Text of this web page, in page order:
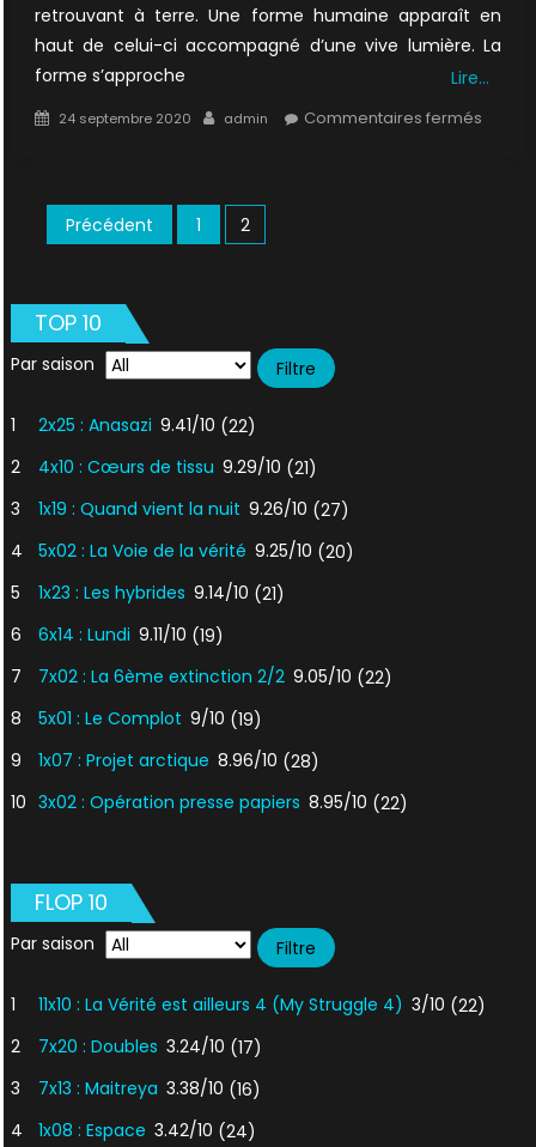
retrouvant à terre. Une forme humaine apparaît en
haut de celui-ci accompagné d’une vive lumière. La
forme s’approche
Lire…
Posted
24 septembre 2020 Author
admin Commentaires ferméssur
Pagination
publications
Précédent 1 2
TOP 10
Par saison
1 2x25 : Anasazi 9.41/10 (22)
2
4x10 : Cœurs de tissu 9.29/10 (21)
3
1x19 : Quand vient la nuit 9.26/10 (27)
4
5x02 : La Voie de la vérité 9.25/10 (20)
5
1x23 : Les hybrides 9.14/10 (21)
6
6x14 : Lundi 9.11/10 (19)
7
7x02 : La 6ème extinction 2/2 9.05/10 (22)
8
5x01 : Le Complot 9/10 (19)
9
1x07 : Projet arctique 8.96/10 (28)
10 3x02 : Opération presse papiers 8.95/10 (22)
FLOP 10
Par saison
1 11x10 : La Vérité est ailleurs 4 (My Struggle 4) 3/10 (22)
2
7x20 : Doubles 3.24/10 (17)
3
7x13 : Maitreya 3.38/10 (16)
4
1x08 : Espace 3.42/10 (24)